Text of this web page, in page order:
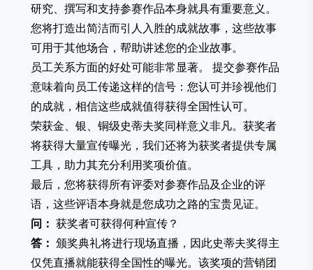
研究、撰写和支持参赛作品本身就具有重要意义。
您将打造出简洁而引人入胜的成就故事，这些故事
可用于其他场合，帮助讲述您的企业故事。
员工关系方面的好处可能非常显著。 提交参赛作品
意味着向员工传递这样的信号：您认可并珍视他们
的成就，相信这些成就值得获得全国性认可。
荣获金、银、铜级史蒂夫奖同样意义非凡。获奖者
将获得大量宣传曝光，我们还将为获奖者提供专属
工具，助力其充分利用奖项价值。
最后，您将获得所有评委对参赛作品及企业的评
语，这些评语本身就是您成功之路的宝贵见证。
问： 获奖者可获得何种宣传？
答： 颁奖典礼将进行现场直播，因此史蒂夫奖得主
仅凭直播就能获得全国性的曝光。该奖项的营销团